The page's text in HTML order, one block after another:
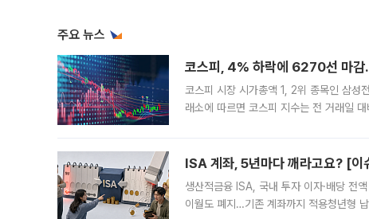
주요 뉴스
코스피, 4% 하락에 6270선 마
코스피 시장 시가총액 1, 2위 종목인 삼성
래소에 따르면 코스피 지수는 전 거래일
ISA 계좌, 5년마다 깨라고요? [이
생산적금융 ISA, 국내 투자 이자·배당 전
이월도 폐지…기존 계좌까지 적용청년형